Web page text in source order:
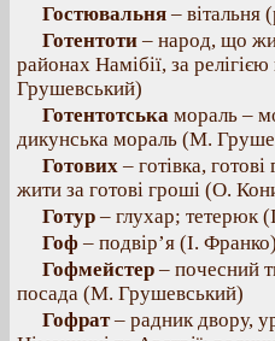
Гостювальня – вітальня
Готентоти – народ, що
районах Намібії, за
Грушевський)
Готентотська мораль –
дикунська мораль (М.
Готових – готівка,
жити за готові гроші (О.
Готур – глухар; тетерюк
Гоф – подвір’я (І. Франко)
Гофмейстер – почесний
посада (М. Грушевський)
Гофрат– радник двору,